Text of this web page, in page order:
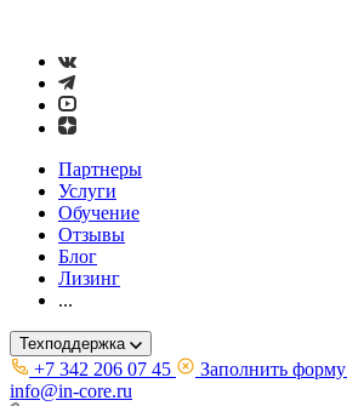
Партнеры
Услуги
Обучение
Отзывы
Блог
Лизинг
...
Техподдержка
+7 342 206 07 45 Заполнить форму
info@in-core.ru